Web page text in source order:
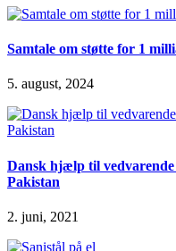
Samtale om støtte for 1
5. august, 2024
Dansk hjælp til
Pakistan
2. juni, 2021